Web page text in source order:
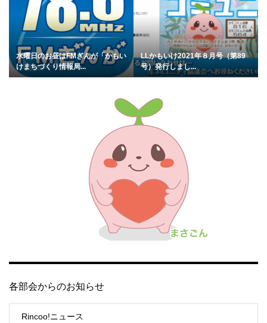
水曜日のお昼はFMぎんが「かもい
けまちづくり情報局...
LLかもいけ2021年８月号（第89
号）発行しまし...
各部会からのお知らせ
Rincoo!ニュース